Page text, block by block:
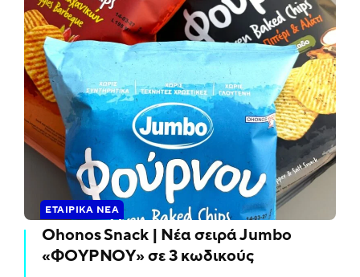
ΕΤΑΙΡΙΚΆ ΝΈΑ
Ohonos Snack | Νέα σειρά Jumbo
«ΦΟΥΡΝΟΥ» σε 3 κωδικούς